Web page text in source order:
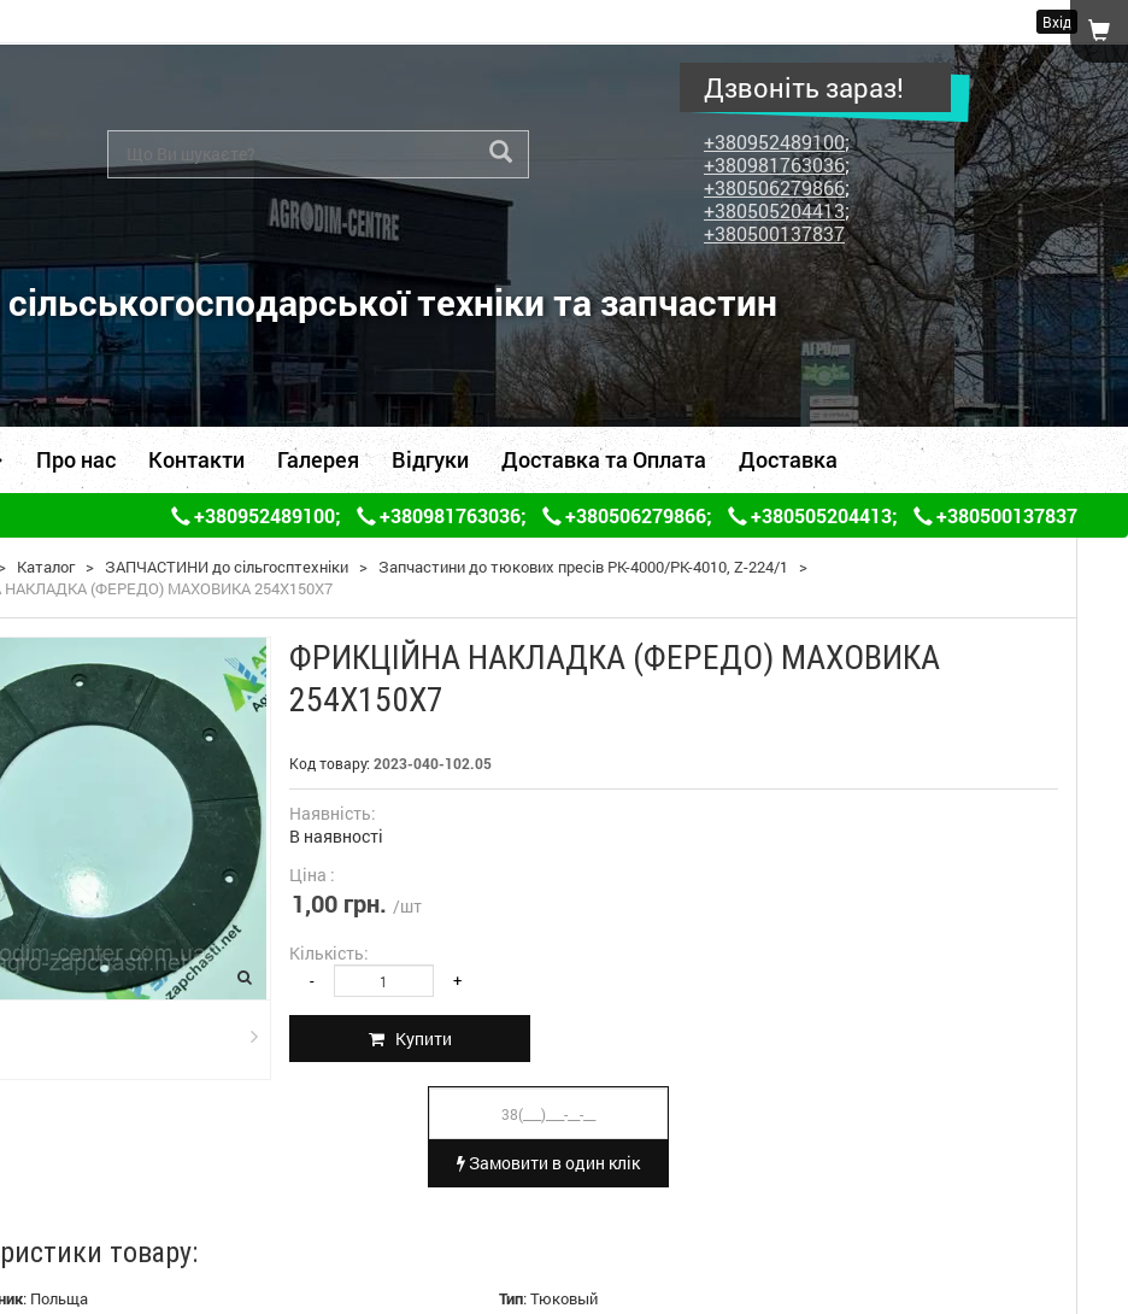
Вхід
Дзвоніть зараз!
+380952489100;
+380981763036;
+380506279866;
+380505204413;
+380500137837
техніки та запчастин
Про нас Контакти Галерея Відгуки Доставка та Оплата Доставка
+380952489100; +380981763036; +380506279866; +380505204413; +380500137837
> Каталог > ЗАПЧАСТИНИ до сільгосптехніки > Запчастини до тюкових пресів PK-4000/PK-4010, Z-224/1
>
(ФЕРЕДО) МАХОВИКА 254X150X7
ФРИКЦІЙНА НАКЛАДКА (ФЕРЕДО) МАХОВИКА
254X150X7
Код товару: 2023-040-102.05
Наявність:
В наявності
Ціна :
1,00 грн. /шт
Кількість:
- +
Купити
Замовити в один клік
товару:
: Польща Тип:Тюковый